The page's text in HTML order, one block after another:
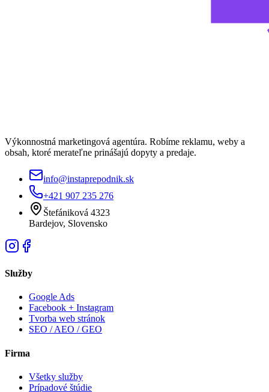
Výkonnostná marketingová agentúra. Robíme reklamu, weby a
obsah, ktoré merateľne prinášajú dopyty a predaje.
info@instaprepodnik.sk
+421 907 235 276
Štefániková 4323
Bardejov, Slovensko
Služby
Google Ads
Facebook + Instagram
Tvorba web stránok
SEO / AEO / GEO
Firma
Všetky služby
Prípadové štúdie